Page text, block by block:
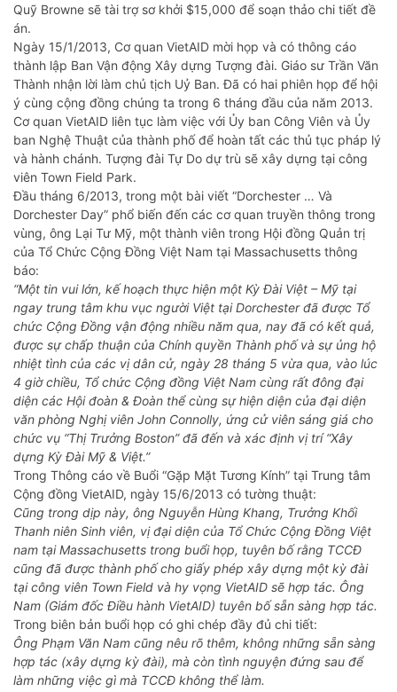
Quỹ Browne sẽ tài trợ sơ khởi $15,000 để soạn thảo chi tiết đề
án.
Ngày 15/1/2013, Cơ quan VietAID mời họp và có thông cáo
thành lập Ban Vận động Xây dựng Tượng đài. Giáo sư Trần Văn
Thành nhận lời làm chủ tịch Uỷ Ban. Đã có hai phiên họp để hội
ý cùng cộng đồng chúng ta trong 6 tháng đầu của năm 2013.
Cơ quan VietAID liên tục làm việc với Ủy ban Công Viên và Ủy
ban Nghệ Thuật của thành phố để hoàn tất các thủ tục pháp lý
và hành chánh. Tượng đài Tự Do dự trù sẽ xây dựng tại công
viên Town Field Park.
Đầu tháng 6/2013, trong một bài viết “Dorchester … Và
Dorchester Day” phổ biến đến các cơ quan truyền thông trong
vùng, ông Lại Tư Mỹ, một thành viên trong Hội đồng Quản trị
của Tổ Chức Cộng Đồng Việt Nam tại Massachusetts thông
báo:
“Một tin vui lớn, kế hoạch thực hiện một Kỳ Đài Việt – Mỹ tại
ngay trung tâm khu vục người Việt tại Dorchester đã được Tổ
chức Cộng Đồng vận động nhiều năm qua, nay đã có kết quả,
được sự chấp thuận của Chính quyền Thành phố và sự ủng hộ
nhiệt tình của các vị dân cử, ngày 28 tháng 5 vừa qua, vào lúc
4 giờ chiều, Tổ chức Cộng đồng Việt Nam cùng rất đông đại
diện các Hội đoàn & Đoàn thể cùng sự hiện diện của đại diện
văn phòng Nghị viên John Connolly, ứng cử viên sáng giá cho
chức vụ “Thị Trưởng Boston” đã đến và xác định vị trí “Xây
dựng Kỳ Đài Mỹ & Việt.”
Trong Thông cáo về Buổi “Gặp Mặt Tương Kính” tại Trung tâm
Cộng đồng VietAID, ngày 15/6/2013 có tường thuật:
Cũng trong dịp này, ông Nguyễn Hùng Khang, Trưởng Khối
Thanh niên Sinh viên, vị đại diện của Tổ Chức Cộng Đồng Việt
nam tại Massachusetts trong buổi họp, tuyên bố rằng TCCĐ
cũng đã được thành phố cho giấy phép xây dựng một kỳ đài
tại công viên Town Field và hy vọng VietAID sẽ hợp tác. Ông
Nam (Giám đốc Điều hành VietAID) tuyên bố sẵn sàng hợp tác.
Trong biên bản buổi họp có ghi chép đầy đủ chi tiết:
Ông Phạm Văn Nam cũng nêu rõ thêm, không những sẵn sàng
hợp tác (xây dựng kỳ đài), mà còn tình nguyện đứng sau để
làm những việc gì mà TCCĐ không thể làm.